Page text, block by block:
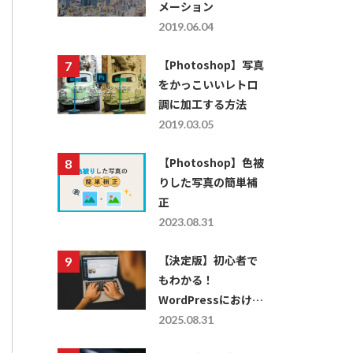
メーション
2019.06.04
【Photoshop】写真
をかっこいいレトロ
調に加工する方法
2019.03.05
【Photoshop】色被
りした写真の簡単補
正
2023.08.31
【決定版】初心者で
もわかる！
WordPressにおける
レスポンシブ対応の
2025.08.31